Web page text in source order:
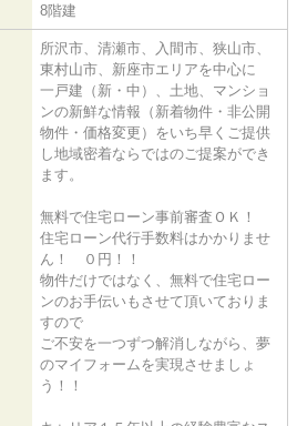
8階建
所沢市、清瀬市、入間市、狭山市、
東村山市、新座市エリアを中心に
一戸建（新・中）、土地、マンショ
ンの新鮮な情報（新着物件・非公開
物件・価格変更）をいち早くご提供
し地域密着ならではのご提案ができ
ます。
無料で住宅ローン事前審査ＯＫ！
住宅ローン代行手数料はかかりませ
ん！ ０円！！
物件だけではなく、無料で住宅ロー
ンのお手伝いもさせて頂いておりま
すので
ご不安を一つずつ解消しながら、夢
のマイフォームを実現させましょ
う！！